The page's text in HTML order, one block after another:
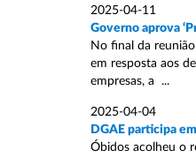
2025-04-11
Governo aprova
No final da
em resposta aos
empresas, a ...
2025-04-04
DGAE participa
Óbidos acolheu o